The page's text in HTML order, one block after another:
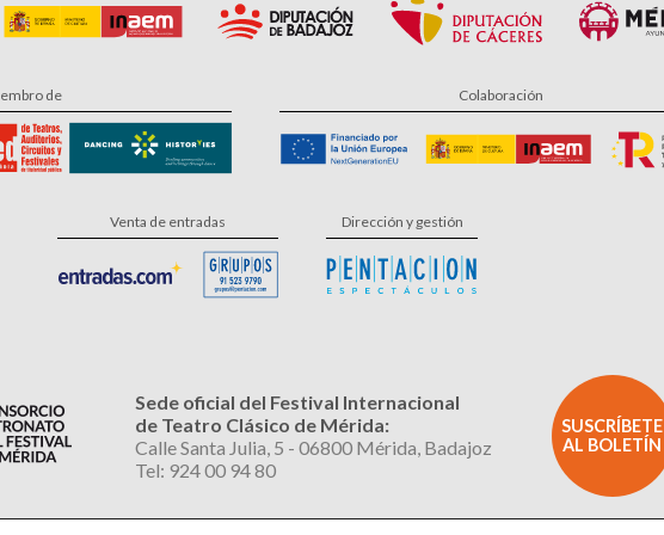
de Colaboración
Venta de entradas Dirección y gestión
Sede oficial del Festival Internacional
de Teatro Clásico de Mérida:
Calle Santa Julia, 5 - 06800 Mérida, Badajoz
Tel: 924 00 94 80
SUSCRÍBETE
AL BOLETÍN